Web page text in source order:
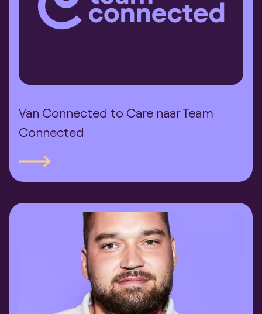
Van Connected to Care naar Team
Connected